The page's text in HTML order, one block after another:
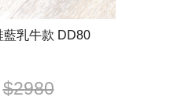
藍乳牛款 DD80
$2980